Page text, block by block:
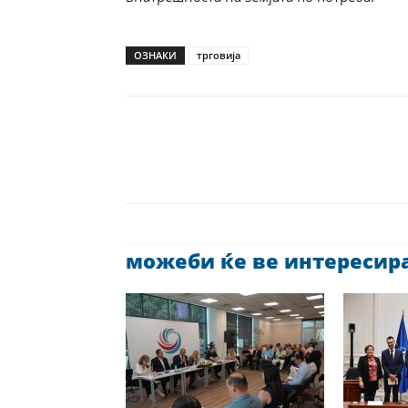
ОЗНАКИ трговија
можеби ќе ве